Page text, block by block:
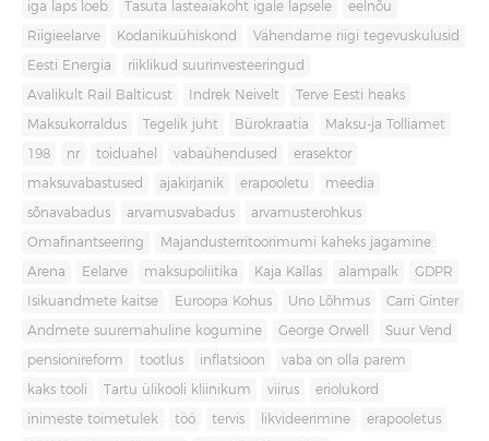
iga laps loeb Tasuta lasteaiakoht igale lapsele eelnõu
Riigieelarve Kodanikuühiskond Vähendame riigi tegevuskulusid
Eesti Energia riiklikud suurinvesteeringud
Avalikult Rail Balticust Indrek Neivelt Terve Eesti heaks
Maksukorraldus Tegelik juht Bürokraatia Maksu-ja Tolliamet
198 nr toiduahel vabaühendused erasektor
maksuvabastused ajakirjanik erapooletu meedia
sõnavabadus arvamusvabadus arvamusterohkus
Omafinantseering Majandusterritoorimumi kaheks jagamine
Arena Eelarve maksupoliitika Kaja Kallas alampalk GDPR
Isikuandmete kaitse Euroopa Kohus Uno Lõhmus Carri Ginter
Andmete suuremahuline kogumine George Orwell Suur Vend
pensionireform tootlus inflatsioon vaba on olla parem
kaks tooli Tartu ülikooli kliinikum viirus eriolukord
inimeste toimetulek töö tervis likvideerimine erapooletus